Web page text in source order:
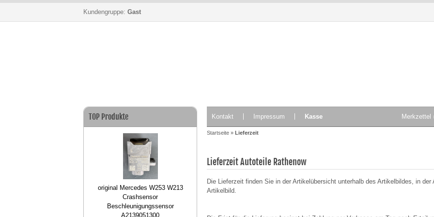
Kundengruppe: Gast
TOP Produkte
original Mercedes W253 W213
Crashsensor
Beschleunigungssensor
A2139051300
TOP Produkte
VW Lüftungsgitter, Stoßfänger
TOP Produkte
Kontakt Impressum Kasse Merkzettel
Startseite » Lieferzeit
Lieferzeit Autoteile Rathenow
Die Lieferzeit finden Sie in der Artikelübersicht unterhalb des Artikelbildes, in
Artikelbild.